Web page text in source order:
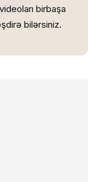
birbaşa
bilərsiniz.